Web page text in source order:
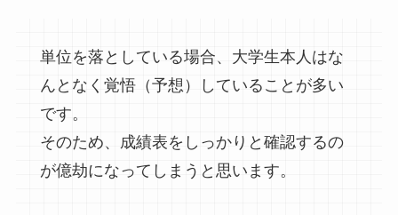
単位を落としている場合、大学生本人はな
んとなく覚悟（予想）していることが多い
です。
そのため、成績表をしっかりと確認するの
が億劫になってしまうと思います。